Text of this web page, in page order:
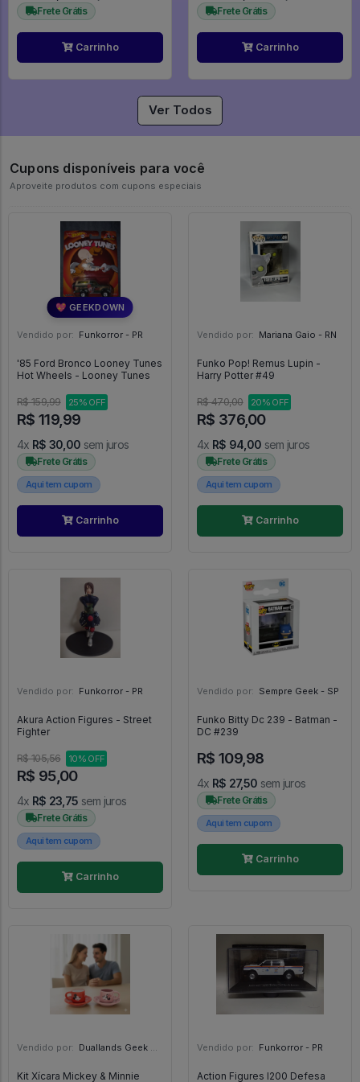
Frete Grátis
Carrinho
Frete Grátis
Carrinho
Ver Todos
Cupons disponíveis para você
Aproveite produtos com cupons especiais
💖 GEEKDOWN
Vendido por: Funkorror - PR
'85 Ford Bronco Looney Tunes
Hot Wheels - Looney Tunes
R$ 159,99 25% OFF
R$ 119,99
4x R$ 30,00 sem juros
Frete Grátis
Aqui tem cupom
Carrinho
Vendido por: Mariana Gaio - RN
Funko Pop! Remus Lupin -
Harry Potter #49
R$ 470,00 20% OFF
R$ 376,00
4x R$ 94,00 sem juros
Frete Grátis
Aqui tem cupom
Carrinho
Vendido por: Funkorror - PR
Akura Action Figures - Street
Fighter
R$ 105,56 10% OFF
R$ 95,00
4x R$ 23,75 sem juros
Frete Grátis
Aqui tem cupom
Carrinho
Vendido por: Sempre Geek - SP
Funko Bitty Dc 239 - Batman -
DC #239
R$ 109,98
4x R$ 27,50 sem juros
Frete Grátis
Aqui tem cupom
Carrinho
Vendido por: Duallands Geek Store - RS
Kit Xícara Mickey & Minnie
Vendido por: Funkorror - PR
Action Figures l200 Defesa